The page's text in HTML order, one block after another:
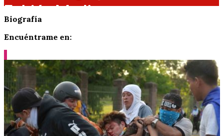
Fabián Medina
Biografía
Encuéntrame en: